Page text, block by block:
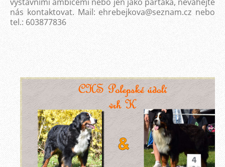
nás kontaktovat. Mail: ehrebejkova@seznam.cz nebo
tel.: 603877836